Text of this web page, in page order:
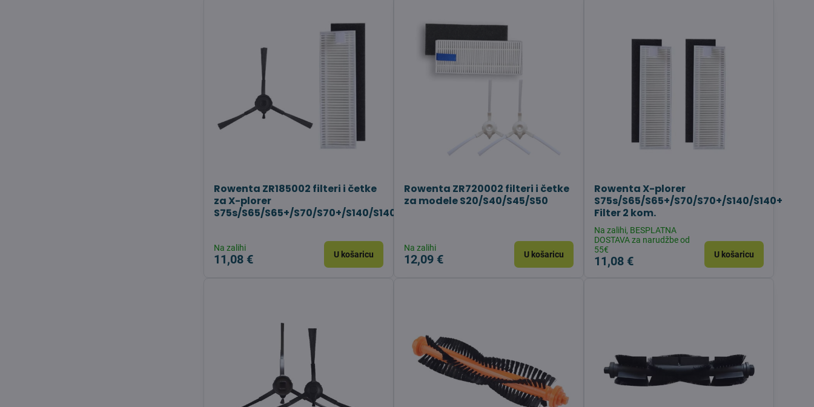
Rowenta ZR185002 filteri i četke
za X-plorer
S75s/S65/S65+/S70/S70+/S140/S140+
Na zalihi
11,08 € U košaricu
Rowenta ZR720002 filteri i četke
za modele S20/S40/S45/S50
Na zalihi
12,09 € U košaricu
Rowenta X-plorer
S75s/S65/S65+/S70/S70+/S140/S140+
Filter 2 kom.
Na zalihi, BESPLATNA
DOSTAVA za narudžbe od
55€
11,08 € U košaricu